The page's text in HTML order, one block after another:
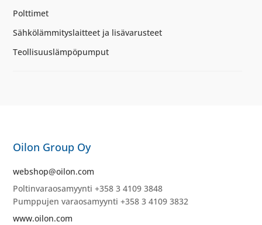
Polttimet
Sähkölämmityslaitteet ja lisävarusteet
Teollisuuslämpöpumput
Oilon Group Oy
webshop@oilon.com
Poltinvaraosamyynti +358 3 4109 3848
Pumppujen varaosamyynti +358 3 4109 3832
www.oilon.com